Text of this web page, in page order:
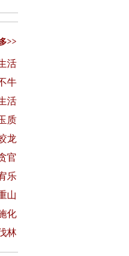
>>
活
牛
活
质
龙
官
乐
山
化
林